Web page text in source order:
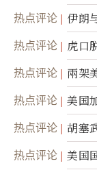
接技
热点评论 伊朗
热点评论 虎口
热点评论
兩架
踪
热点评论
美国
民权
热点评论
胡塞
面入
热点评论 美国